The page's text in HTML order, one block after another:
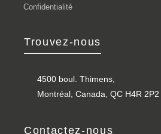
Confidentialité
Trouvez-nous
4500 boul. Thimens,
Montréal, Canada, QC H4R 2P2
Contactez-nous